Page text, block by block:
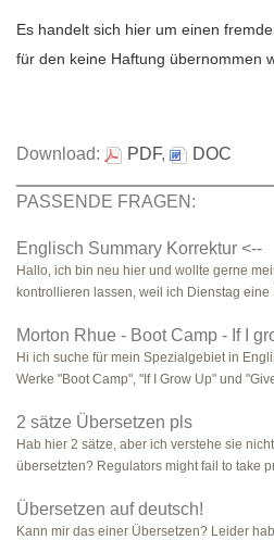
Es handelt sich hier um einen
für den keine Haftung übernommen
Download: PDF, DOC
PASSENDE FRAGEN:
Englisch Summary Korrektur <--
Hallo, ich bin neu hier und wollte gerne
kontrollieren lassen, weil ich Dienstag eine
Morton Rhue - Boot Camp - If I
Hi ich suche für mein Spezialgebiet in
Werke "Boot Camp", "If I Grow Up" und
2 sätze Übersetzen pls
Hab hier 2 sätze, aber ich verstehe sie
übersetzten? Regulators might fail to take
Übersetzen auf deutsch!
Kann mir das einer Übersetzen? Leider